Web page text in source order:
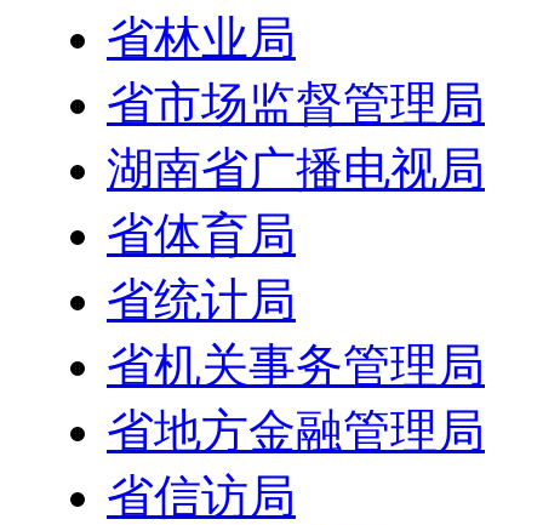
省林业局
省市场监督管理局
湖南省广播电视局
省体育局
省统计局
省机关事务管理局
省地方金融管理局
省信访局